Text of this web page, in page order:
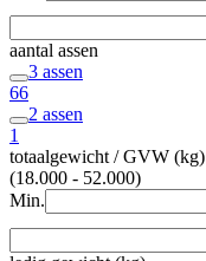
aantal assen
3 assen
66
2 assen
1
totaalgewicht / GVW (kg)
(18.000 - 52.000)
Min.